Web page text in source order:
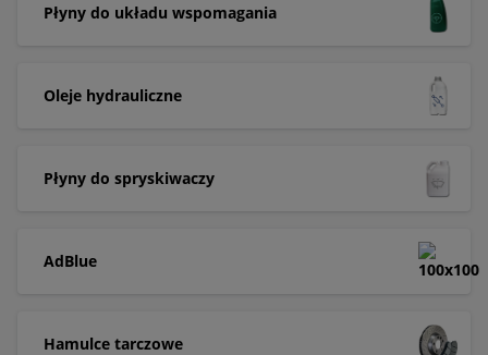
Płyny do układu wspomagania
Oleje hydrauliczne
Płyny do spryskiwaczy
AdBlue
Hamulce tarczowe